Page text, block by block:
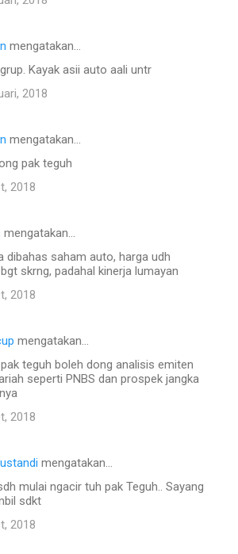
mengatakan…
Kayak asii auto aali untr
2018
mengatakan…
pak teguh
2018
mengatakan…
dibahas saham auto, harga udh
skrng, padahal kinerja lumayan
2018
mengatakan…
teguh boleh dong analisis emiten
seperti PNBS dan prospek jangka
2018
mengatakan…
mulai ngacir tuh pak Teguh.. Sayang
sdkt
2018